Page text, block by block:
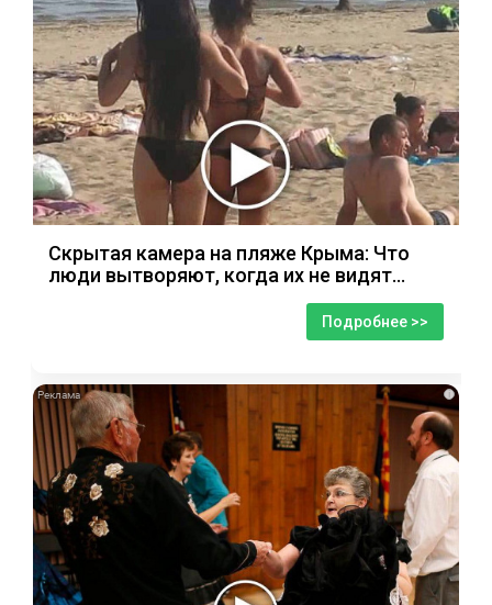
Скрытая камера на пляже Крыма: Что
люди вытворяют, когда их не видят...
Подробнее >>
i